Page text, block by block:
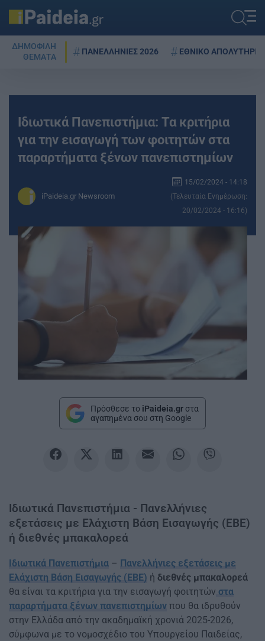
ΔΗΜΟΦΙΛΗ
ΘΕΜΑΤΑ
ΠΑΝΕΛΛΗΝΙΕΣ 2026 ΕΘΝΙΚΟ ΑΠΟΛΥΤΗΡΙΟ
Ιδιωτικά Πανεπιστήμια: Τα κριτήρια
για την εισαγωγή των φοιτητών στα
παραρτήµατα ξένων πανεπιστηµίων
iPaideia.gr Newsroom
15/02/2024 - 14:18
(Τελευταία Ενημέρωση:
20/02/2024 - 16:16)
Πρόσθεσε το iPaideia.gr στα
αγαπημένα σου στη Google
Ιδιωτικά Πανεπιστήμια - Πανελλήνιες
εξετάσεις µε Ελάχιστη Βάση Εισαγωγής (ΕΒΕ)
ή διεθνές µπακαλορεά
Ιδιωτικά Πανεπιστήμια – Πανελλήνιες εξετάσεις µε
Ελάχιστη Βάση Εισαγωγής (ΕΒΕ) ή διεθνές µπακαλορεά
θα είναι τα κριτήρια για την εισαγωγή φοιτητών στα
παραρτήµατα ξένων πανεπιστηµίων που θα ιδρυθούν
στην Ελλάδα από την ακαδηµαϊκή χρονιά 2025-2026,
σύµφωνα µε το νοµοσχέδιο του Υπουργείου Παιδείας,